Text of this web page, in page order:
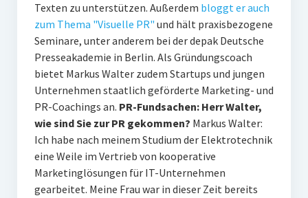
Texten zu unterstützen. Außerdem bloggt er auch
zum Thema "Visuelle PR" und hält praxisbezogene
Seminare, unter anderem bei der depak Deutsche
Presseakademie in Berlin. Als Gründungscoach
bietet Markus Walter zudem Startups und jungen
Unternehmen staatlich geförderte Marketing- und
PR-Coachings an. PR-Fundsachen: Herr Walter,
wie sind Sie zur PR gekommen? Markus Walter:
Ich habe nach meinem Studium der Elektrotechnik
eine Weile im Vertrieb von kooperative
Marketinglösungen für IT-Unternehmen
gearbeitet. Meine Frau war in dieser Zeit bereits